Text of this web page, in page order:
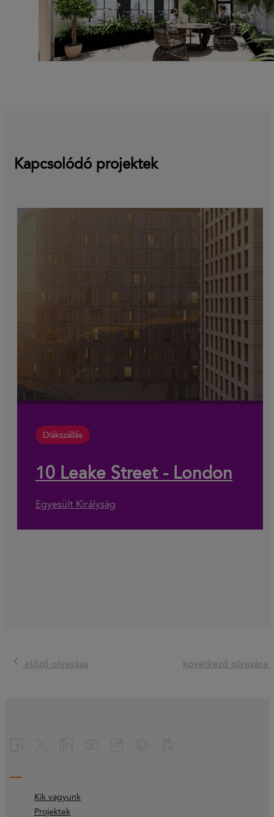
Kapcsolódó projektek
Diákszállás
10 Leake Street - London
Egyesült Királyság
előző olvasása következő olvasása
Kik vagyunk
Projektek